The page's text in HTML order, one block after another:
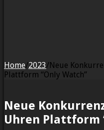
Home/2023/Neue
Plattform “Only Watch”
Neue
Uhren Plattform